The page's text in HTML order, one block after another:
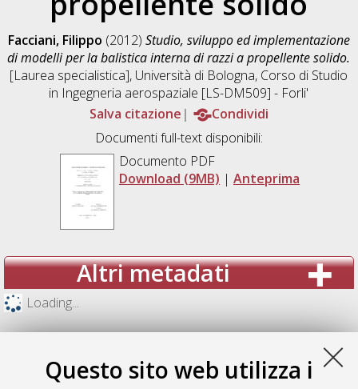
Questo sito web utilizza i
Facciani, Filippo (2012) Studio, sviluppo ed implementazione
di modelli per la balistica interna di razzi a propellente solido.
[Laurea specialistica], Università di Bologna, Corso di Studio
in Ingegneria aerospaziale [LS-DM509] - Forli'
Salva citazione
Condividi
Documenti full-text disponibili:
Documento PDF
Download (9MB) | Anteprima
Altri metadati
Loading...